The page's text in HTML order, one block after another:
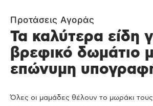
Προτάσεις Αγοράς
Τα καλύτερα είδη
βρεφικό δωμάτιο
επώνυμη
Όλες οι μαμάδες θέλουν το μωράκι